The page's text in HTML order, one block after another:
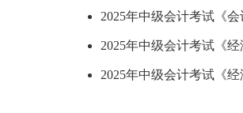
2025年中级会计考试《会
2025年中级会计考试《经
2025年中级会计考试《经